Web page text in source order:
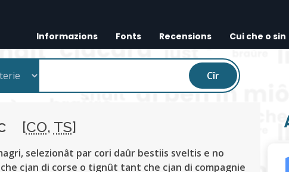
Informazions Fonts Recensions Cui che o sin
Cîr
[CO, TS]
selezionât par cori daûr bestiis sveltis e no
cjan di corse o tignût tant che cjan di compagnie